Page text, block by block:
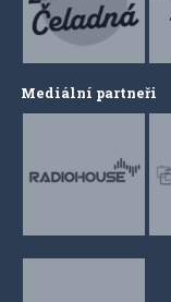
Mediální partneři